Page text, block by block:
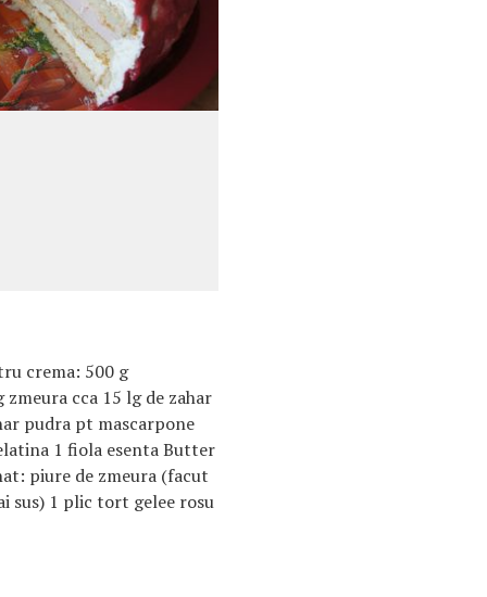
crema: 500 g
cca 15 lg de zahar
pudra pt mascarpone
1 fiola esenta Butter
piure de zmeura (facut
sus) 1 plic tort gelee rosu